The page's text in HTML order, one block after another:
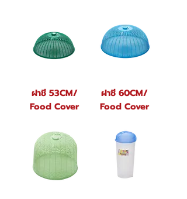
ฝาชี 53CM/
Food Cover
ฝาชี 60CM/
Food Cover